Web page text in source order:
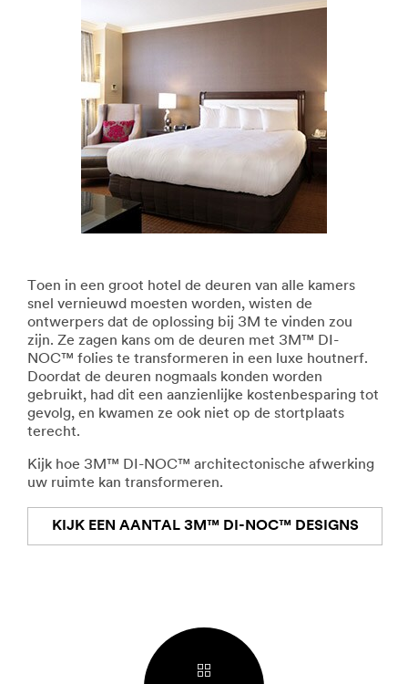
Toen in een groot hotel de deuren van alle kamers
snel vernieuwd moesten worden, wisten de
ontwerpers dat de oplossing bij 3M te vinden zou
zijn. Ze zagen kans om de deuren met 3M™ DI-
NOC™ folies te transformeren in een luxe houtnerf.
Doordat de deuren nogmaals konden worden
gebruikt, had dit een aanzienlijke kostenbesparing tot
gevolg, en kwamen ze ook niet op de stortplaats
terecht.
Kijk hoe 3M™ DI-NOC™ architectonische afwerking
uw ruimte kan transformeren.
KIJK EEN AANTAL 3M™ DI-NOC™ DESIGNS